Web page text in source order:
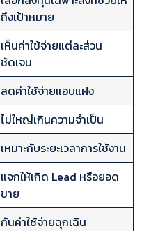
ถึงเป้าหมาย
เห็นค่าใช้จ่ายแต่ละส่วน
ชัดเจน
ลดค่าใช้จ่ายแอบแฝง
ไม่ใหญ่เกินความจำเป็น
เหมาะกับระยะเวลาการใช้งาน
แจกให้เกิด Lead หรือยอด
ขาย
กันค่าใช้จ่ายฉุกเฉิน